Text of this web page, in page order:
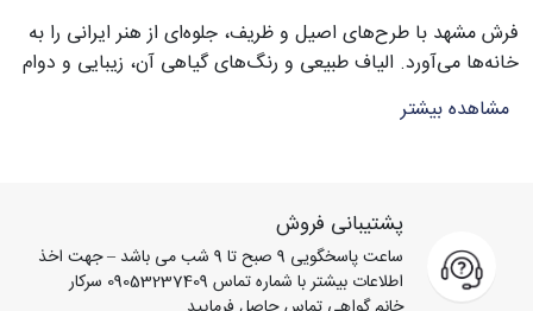
فرش مشهد با طرح‌های اصیل و ظریف، جلوه‌ای از هنر ایرانی را به
خانه‌ها می‌آورد. الیاف طبیعی و رنگ‌های گیاهی آن، زیبایی و دوام
بالا را تضمین می‌کند. هر فرش با دقت و مهارت استادکاران مشهد
بافته شده و نقش‌ها الهام گرفته از معماری، طبیعت و فرهنگ غنی
محسوب می‌شوند.
مشاهده بیشتر
پشتیبانی فروش
ساعت پاسخگویی 9 صبح تا 9 شب می باشد – جهت اخذ
اطلاعات بیشتر با شماره تماس 09053237409 سرکار